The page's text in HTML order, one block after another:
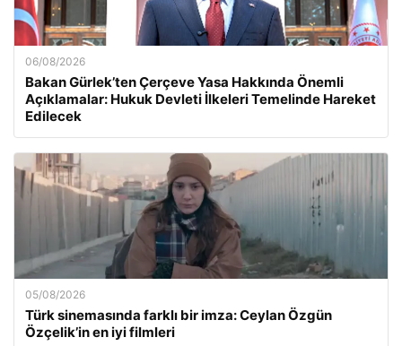
06/08/2026
Bakan Gürlek’ten Çerçeve Yasa Hakkında Önemli
Açıklamalar: Hukuk Devleti İlkeleri Temelinde Hareket
Edilecek
05/08/2026
Türk sinemasında farklı bir imza: Ceylan Özgün
Özçelik’in en iyi filmleri